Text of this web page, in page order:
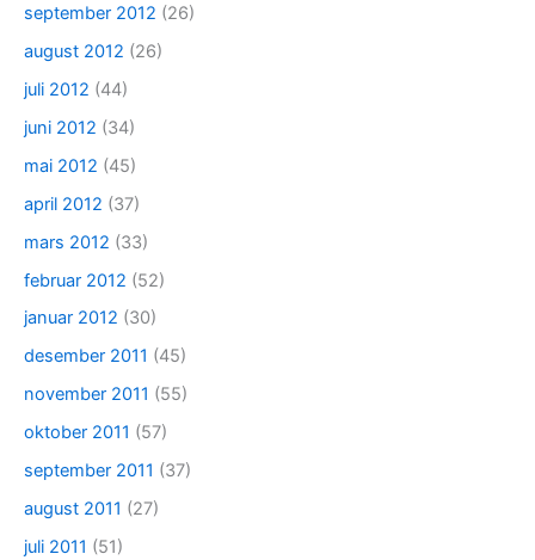
september 2012 (26)
august 2012 (26)
juli 2012 (44)
juni 2012 (34)
mai 2012 (45)
april 2012 (37)
mars 2012 (33)
februar 2012 (52)
januar 2012 (30)
desember 2011 (45)
november 2011 (55)
oktober 2011 (57)
september 2011 (37)
august 2011 (27)
juli 2011 (51)